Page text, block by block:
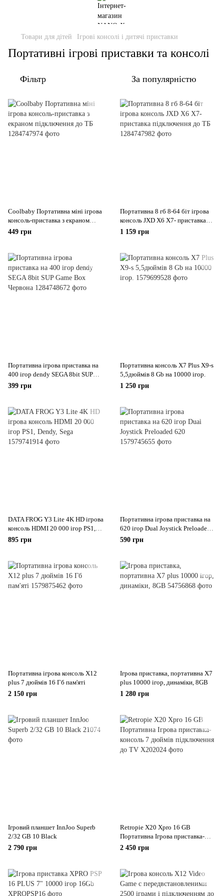
Товари для дітей Ігрові консолі і дитячі приставки
Портативні ігрові приставки та консолі
Фільтр За популярністю
Coolbaby Портативна міні ігрова
консоль-приставка з екраном
підключення до ТБ
449 грн
Портативна 8 гб 8-64 біт ігрова
консоль JXD Х6 X7- приставка
підключення до ТБ
1 159 грн
Портативна ігрова приставка на
400 ігор dendy SEGA 8bit SUP
Game Box Червона
399 грн
Портативна консоль X7 Plus X9-s
5,5дюймів 8 Gb на 10000 ігор.
1 250 грн
DATA FROG Y3 Lite 4K HD ігрова
консоль HDMI 20 000 ігор PS1,
Dendy, Sega
895 грн
Портативна ігрова приставка на
620 ігор Dual Joystick Preloaded
620
590 грн
Портативна ігрова консоль X12
plus 7 дюймів 16 Гб пам'яті
2 150 грн
Ігрова приставка, портативна X7
plus 10000 ігор, динаміки, 8GB
1 280 грн
Ігровий планшет InnJoo Superb
2/32 GB 10 Black
2 790 грн
Retropie X20 Xpro 16 GB
Портативна Ігрова приставка-
консоль 7 дюймів підключення до
2 450 грн